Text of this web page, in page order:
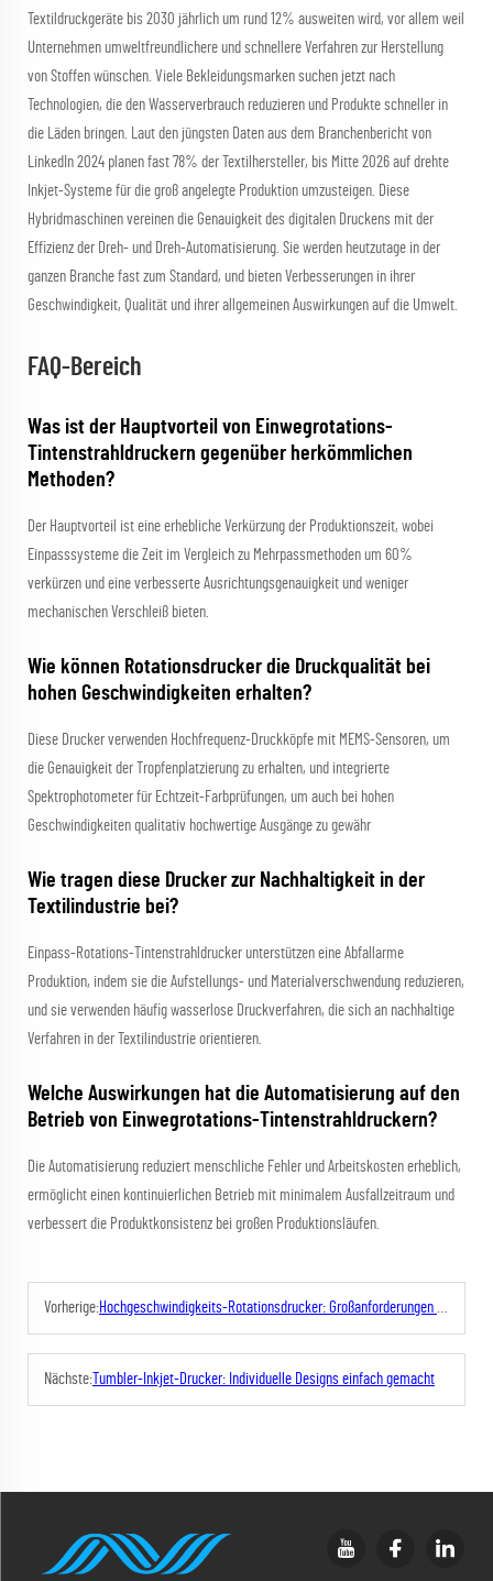
Textildruckgeräte bis 2030 jährlich um rund 12% ausweiten wird, vor allem weil
Unternehmen umweltfreundlichere und schnellere Verfahren zur Herstellung
von Stoffen wünschen. Viele Bekleidungsmarken suchen jetzt nach
Technologien, die den Wasserverbrauch reduzieren und Produkte schneller in
die Läden bringen. Laut den jüngsten Daten aus dem Branchenbericht von
LinkedIn 2024 planen fast 78% der Textilhersteller, bis Mitte 2026 auf drehte
Inkjet-Systeme für die groß angelegte Produktion umzusteigen. Diese
Hybridmaschinen vereinen die Genauigkeit des digitalen Druckens mit der
Effizienz der Dreh- und Dreh-Automatisierung. Sie werden heutzutage in der
ganzen Branche fast zum Standard, und bieten Verbesserungen in ihrer
Geschwindigkeit, Qualität und ihrer allgemeinen Auswirkungen auf die Umwelt.
FAQ-Bereich
Was ist der Hauptvorteil von Einwegrotations-
Tintenstrahldruckern gegenüber herkömmlichen
Methoden?
Der Hauptvorteil ist eine erhebliche Verkürzung der Produktionszeit, wobei
Einpasssysteme die Zeit im Vergleich zu Mehrpassmethoden um 60%
verkürzen und eine verbesserte Ausrichtungsgenauigkeit und weniger
mechanischen Verschleiß bieten.
Wie können Rotationsdrucker die Druckqualität bei
hohen Geschwindigkeiten erhalten?
Diese Drucker verwenden Hochfrequenz-Druckköpfe mit MEMS-Sensoren, um
die Genauigkeit der Tropfenplatzierung zu erhalten, und integrierte
Spektrophotometer für Echtzeit-Farbprüfungen, um auch bei hohen
Geschwindigkeiten qualitativ hochwertige Ausgänge zu gewähr
Wie tragen diese Drucker zur Nachhaltigkeit in der
Textilindustrie bei?
Einpass-Rotations-Tintenstrahldrucker unterstützen eine Abfallarme
Produktion, indem sie die Aufstellungs- und Materialverschwendung reduzieren,
und sie verwenden häufig wasserlose Druckverfahren, die sich an nachhaltige
Verfahren in der Textilindustrie orientieren.
Welche Auswirkungen hat die Automatisierung auf den
Betrieb von Einwegrotations-Tintenstrahldruckern?
Die Automatisierung reduziert menschliche Fehler und Arbeitskosten erheblich,
ermöglicht einen kontinuierlichen Betrieb mit minimalem Ausfallzeitraum und
verbessert die Produktkonsistenz bei großen Produktionsläufen.
Vorherige:Hochgeschwindigkeits-Rotationsdrucker: Großanforderungen bewältigen
Nächste: Tumbler-Inkjet-Drucker: Individuelle Designs einfach gemacht